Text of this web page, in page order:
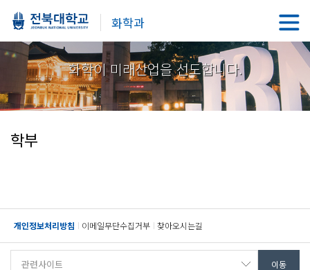
화학과
화학이 미래산업을 선도합니다.
학부
개인정보처리방침 이메일무단수집거부 찾아오시는길